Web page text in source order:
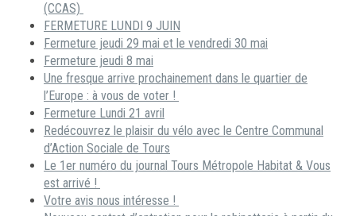
(CCAS)
FERMETURE LUNDI 9 JUIN
Fermeture jeudi 29 mai et le vendredi 30 mai
Fermeture jeudi 8 mai
Une fresque arrive prochainement dans le quartier de
l’Europe : à vous de voter !
Fermeture Lundi 21 avril
Redécouvrez le plaisir du vélo avec le Centre Communal
d’Action Sociale de Tours
Le 1er numéro du journal Tours Métropole Habitat & Vous
est arrivé !
Votre avis nous intéresse !